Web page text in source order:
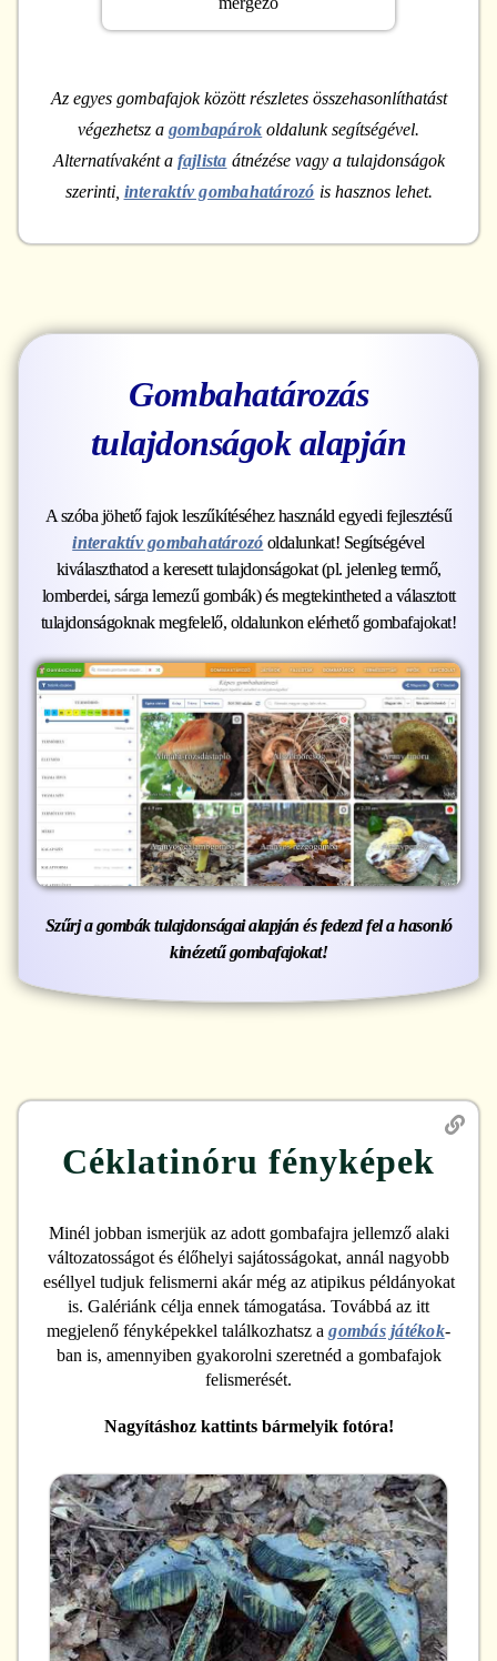
Az egyes gombafajok között részletes összehasonlíthatást
végezhetsz a gombapárok oldalunk segítségével.
Alternatívaként a fajlista átnézése vagy a tulajdonságok
szerinti, interaktív gombahatározó is hasznos lehet.
Gombahatározás
tulajdonságok alapján
A szóba jöhető fajok leszűkítéséhez használd egyedi fejlesztésű
interaktív gombahatározó oldalunkat! Segítségével
kiválaszthatod a keresett tulajdonságokat (pl. jelenleg termő,
lomberdei, sárga lemezű gombák) és megtekintheted a választott
tulajdonságoknak megfelelő, oldalunkon elérhető gombafajokat!
Szűrj a gombák tulajdonságai alapján és fedezd fel a hasonló
kinézetű gombafajokat!
Céklatinóru fényképek
Minél jobban ismerjük az adott gombafajra jellemző alaki
változatosságot és élőhelyi sajátosságokat, annál nagyobb
eséllyel tudjuk felismerni akár még az atipikus példányokat
is. Galériánk célja ennek támogatása. Továbbá az itt
megjelenő fényképekkel találkozhatsz a gombás játékok-
ban is, amennyiben gyakorolni szeretnéd a gombafajok
felismerését.
Nagyításhoz kattints bármelyik fotóra!